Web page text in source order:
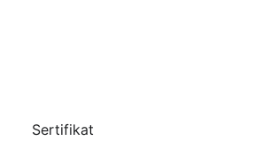
Sertifikat